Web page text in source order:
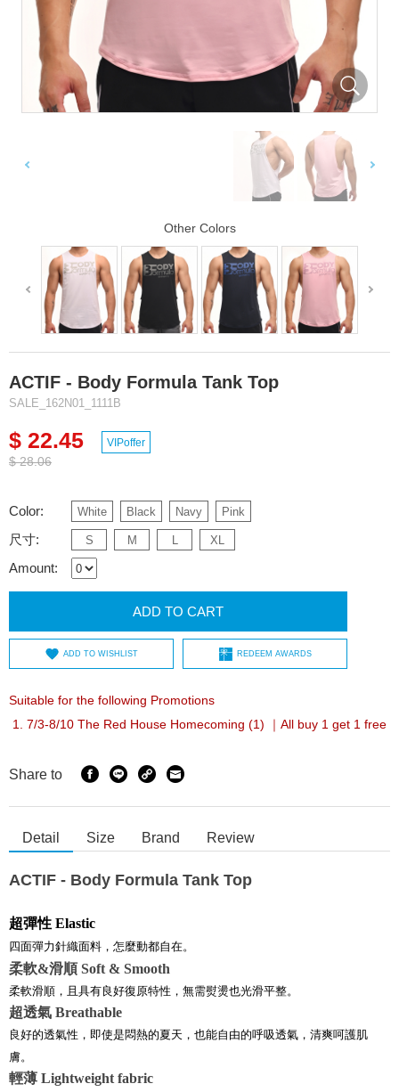
Other Colors
ACTIF - Body Formula Tank Top
SALE_162N01_1111B
$ 22.45
$ 28.06
VIPoffer
Color: White Black Navy Pink
尺寸: S M L XL
Amount:
ADD TO CART
ADD TO WISHLIST REDEEM AWARDS
Suitable for the following Promotions
7/3-8/10 The Red House Homecoming (1) ｜All buy 1 get 1 free
Share to
Detail Size Brand Review
ACTIF - Body Formula Tank Top
超彈性 Elastic
四面彈力針織面料，怎麼動都自在。
柔軟&滑順Soft & Smooth
柔軟滑順 ，且 具有良好復原特性，無需熨燙也光滑平整。
超透氣 Breathable
良好的透氣性 ， 即使是悶熱的夏天 ， 也能自由的呼吸透氣 ， 清爽呵護肌
膚。
輕薄 Lightweight fabric